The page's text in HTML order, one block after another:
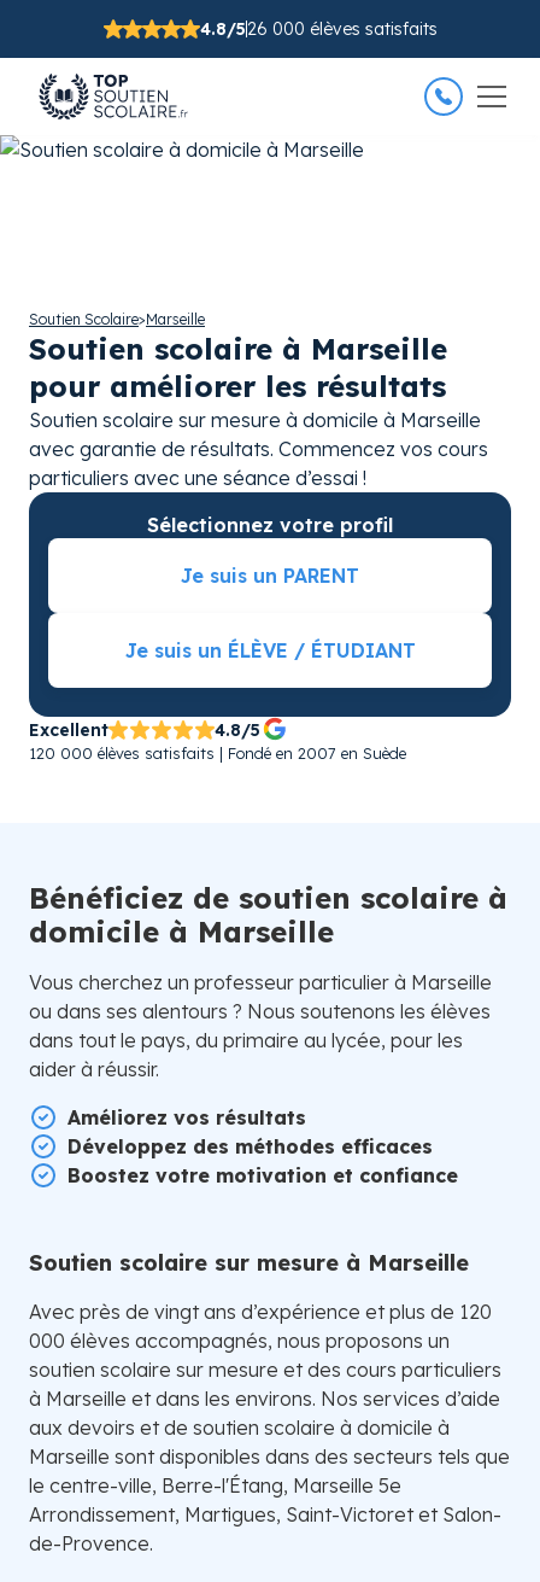
4.8/526 000 élèves satisfaits
Soutien Scolaire>Marseille
Soutien scolaire à Marseille
pour améliorer les résultats
Soutien scolaire sur mesure à domicile à Marseille
avec garantie de résultats. Commencez vos cours
particuliers avec une séance d’essai !
Sélectionnez votre profil
Je suis un PARENT
Je suis un ÉLÈVE / ÉTUDIANT
Excellent 4.8/5
120 000 élèves satisfaits | Fondé en 2007 en Suède
Bénéficiez de soutien scolaire à
domicile à Marseille
Vous cherchez un professeur particulier à Marseille
ou dans ses alentours ? Nous soutenons les élèves
dans tout le pays, du primaire au lycée, pour les
aider à réussir.
Améliorez vos résultats
Développez des méthodes efficaces
Boostez votre motivation et confiance
Soutien scolaire sur mesure à Marseille
Avec près de vingt ans d’expérience et plus de 120
000 élèves accompagnés, nous proposons un
soutien scolaire sur mesure et des cours particuliers
à Marseille et dans les environs. Nos services d’aide
aux devoirs et de soutien scolaire à domicile à
Marseille sont disponibles dans des secteurs tels que
le centre-ville, Berre-l'Étang, Marseille 5e
Arrondissement, Martigues, Saint-Victoret et Salon-
de-Provence.